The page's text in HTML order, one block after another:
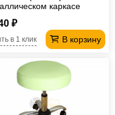
каркасе
₽
В корзину
в 1 клик